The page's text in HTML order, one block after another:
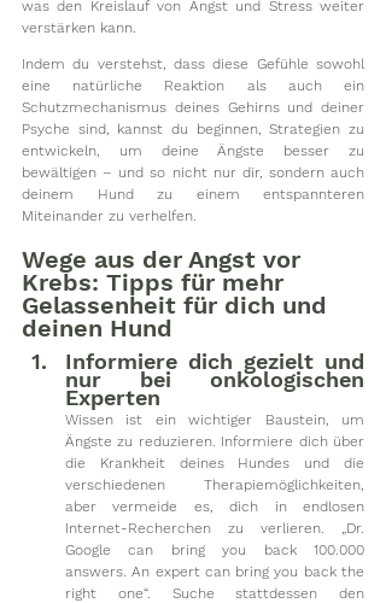
was den Kreislauf von Angst und Stress weiter
verstärken kann.
Indem du verstehst, dass diese Gefühle sowohl
eine natürliche Reaktion als auch ein
Schutzmechanismus deines Gehirns und deiner
Psyche sind, kannst du beginnen, Strategien zu
entwickeln, um deine Ängste besser zu
bewältigen – und so nicht nur dir, sondern auch
deinem Hund zu einem entspannteren
Miteinander zu verhelfen.
Wege aus der Angst vor
Krebs: Tipps für mehr
Gelassenheit für dich und
deinen Hund
Informiere dich gezielt und
nur bei onkologischen
Experten
Wissen ist ein wichtiger Baustein, um
Ängste zu reduzieren. Informiere dich über
die Krankheit deines Hundes und die
verschiedenen Therapiemöglichkeiten,
aber vermeide es, dich in endlosen
Internet-Recherchen zu verlieren. „Dr.
Google can bring you back 100.000
answers. An expert can bring you back the
right one“. Suche stattdessen den